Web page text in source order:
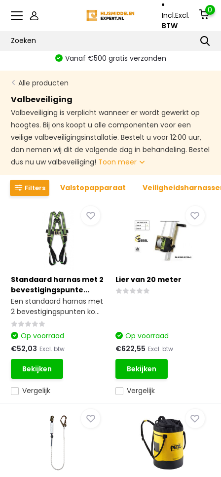
Incl.Excl.
BTW
0
Vanaf €500 gratis verzonden
Alle producten
Valbeveiliging
Valbeveiliging is verplicht wanneer er wordt gewerkt op
hoogtes. Bij ons koopt u alle componenten voor een
veilige valbeveiligingsinstallatie. Bestelt u voor 12:00 uur,
dan nemen wij dit de volgende dag in behandeling. Bestel
dus nu uw valbeveiliging! Toon meer
Filters Valstopapparaat
Standaard harnas met 2
bevestigingspunte...
Een standaard harnas met
2 bevestigingspunten ko...
Vergelijk
Op voorraad
€52,03 Excl. btw
Bekijken
Lier van 20 meter
Vergelijk
Op voorraad
€622,55 Excl. btw
Bekijken